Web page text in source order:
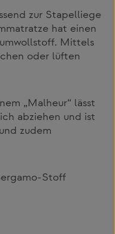
zur Stapelliege
hat einen
Mittels
oder lüften
„Malheur“ lässt
abziehen und ist
zudem
Stoff